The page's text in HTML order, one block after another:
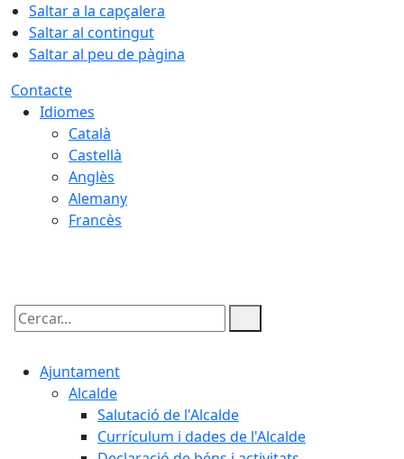
Saltar a la capçalera
Saltar al contingut
Saltar al peu de pàgina
Contacte
Idiomes
Català
Castellà
Anglès
Alemany
Francès
Cercar:
Ajuntament
Alcalde
Salutació de l'Alcalde
Currículum i dades de l'Alcalde